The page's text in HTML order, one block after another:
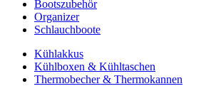
Bootszubehör
Organizer
Schlauchboote
Kühlakkus
Kühlboxen & Kühltaschen
Thermobecher & Thermokannen